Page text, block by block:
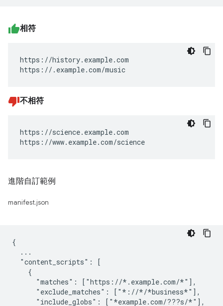
相符
https://history.example.com
https://.example.com/music
不相符
https://science.example.com
https://www.example.com/science
進階自訂範例
manifest.json
{
  ...
  "content_scripts": [
    {
      "matches": ["https://*.example.com/*"],
      "exclude_matches": ["*://*/*business*"],
      "include_globs": ["*example.com/???s/*"],